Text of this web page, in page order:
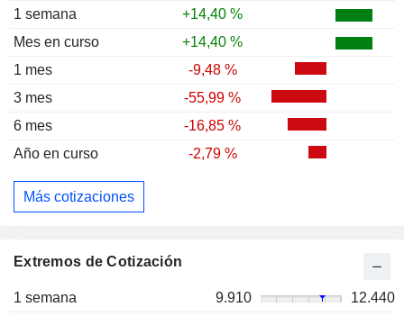
1 semana
+14,40 %
Mes en curso
+14,40 %
1 mes
-9,48 %
3 mes
-55,99 %
6 mes
-16,85 %
Año en curso
-2,79 %
Más cotizaciones
Extremos de Cotización
1 semana 9.910
12.440